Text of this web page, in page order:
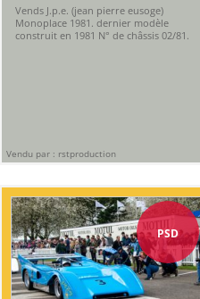
Vends J.p.e. (jean pierre eusoge)
Monoplace 1981. dernier modèle
construit en 1981 N° de châssis 02/81.
Vendu par : rstproduction
PSD